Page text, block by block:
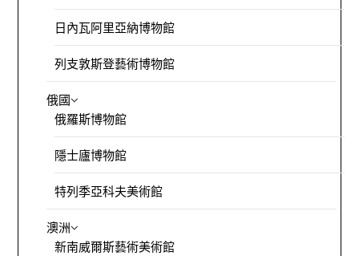
日內瓦阿里亞納博物館
列支敦斯登藝術博物館
俄國
俄羅斯博物館
隱士廬博物館
特列季亞科夫美術館
澳洲
新南威爾斯藝術美術館